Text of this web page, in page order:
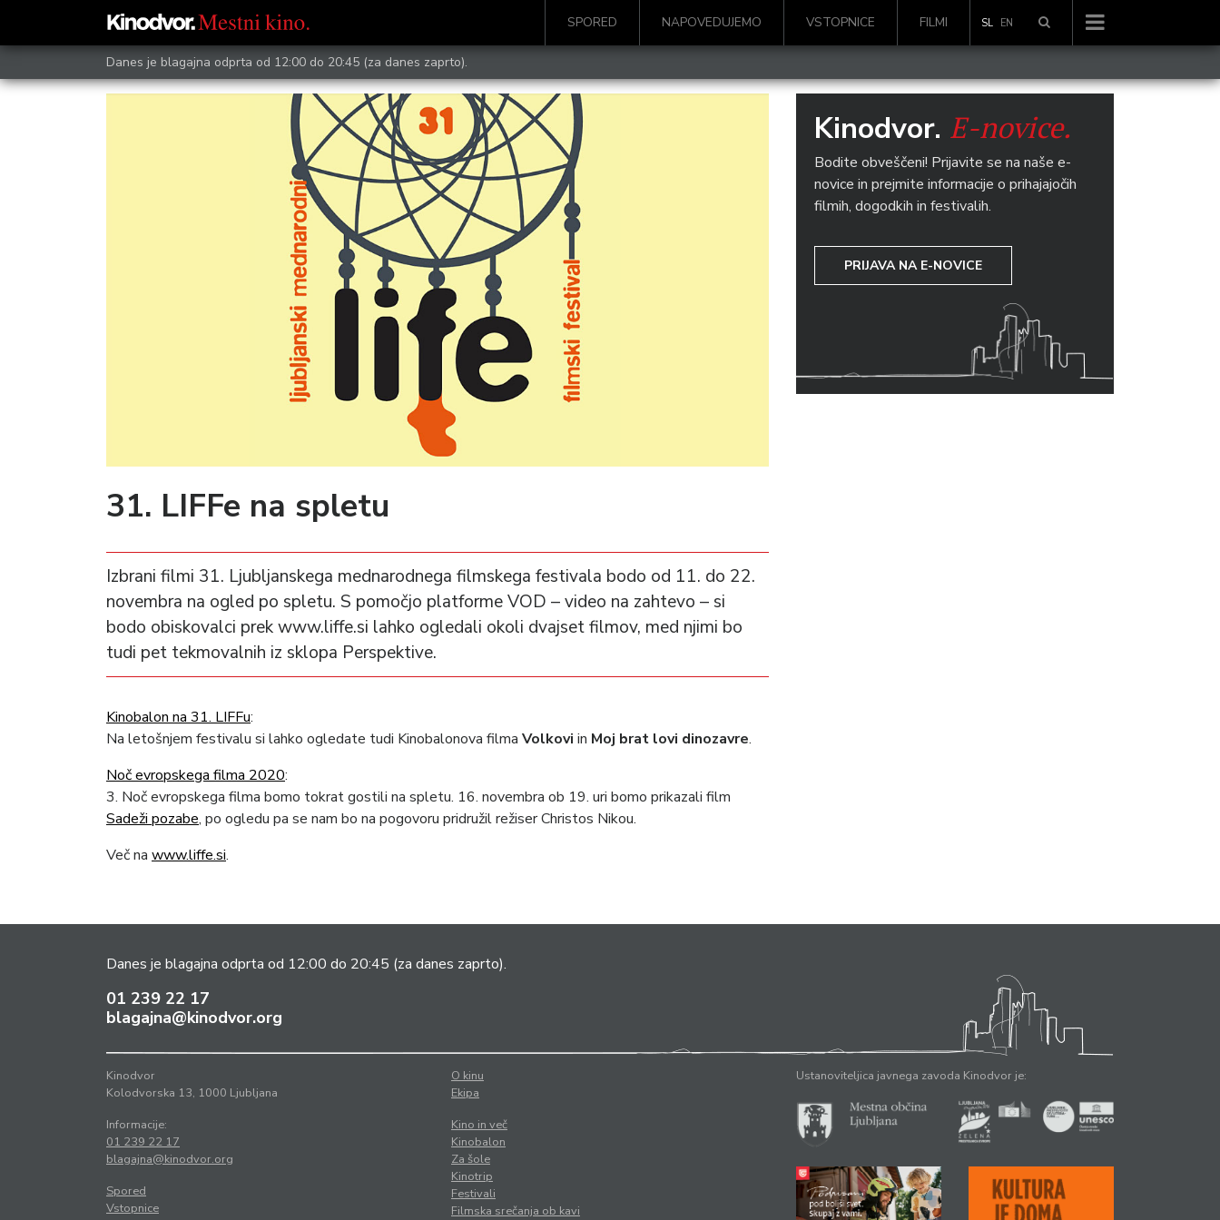
SPORED NAPOVEDUJEMO VSTOPNICE FILMI SL EN
Danes je blagajna odprta od 12:00 do 20:45 (za danes zaprto).
31. LIFFe na spletu
Izbrani filmi 31. Ljubljanskega mednarodnega filmskega festivala bodo od 11. do 22.
novembra na ogled po spletu. S pomočjo platforme VOD – video na zahtevo – si
bodo obiskovalci prek www.liffe.si lahko ogledali okoli dvajset filmov, med njimi bo
tudi pet tekmovalnih iz sklopa Perspektive.
Kinobalon na 31. LIFFu:
Na letošnjem festivalu si lahko ogledate tudi Kinobalonova filma Volkovi in Moj brat lovi dinozavre.
Noč evropskega filma 2020:
3. Noč evropskega filma bomo tokrat gostili na spletu. 16. novembra ob 19. uri bomo prikazali film
Sadeži pozabe, po ogledu pa se nam bo na pogovoru pridružil režiser Christos Nikou.
Več na www.liffe.si.
Kinodvor. E-novice.
Bodite obveščeni! Prijavite se na naše e-
novice in prejmite informacije o prihajajočih
filmih, dogodkih in festivalih.
PRIJAVA NA E-NOVICE
Danes je blagajna odprta od 12:00 do 20:45 (za danes zaprto).
01 239 22 17
blagajna@kinodvor.org
Kinodvor
Kolodvorska 13, 1000 Ljubljana
Informacije:
01 239 22 17
blagajna@kinodvor.org
Spored
Vstopnice
O kinu
Ekipa
Kino in več
Kinobalon
Za šole
Kinotrip
Festivali
Filmska srečanja ob kavi
Ustanoviteljica javnega zavoda Kinodvor je: